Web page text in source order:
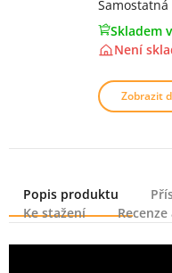
Samostatná
Skladem
Není
Zobrazit
Popis produktu
Ke stažení